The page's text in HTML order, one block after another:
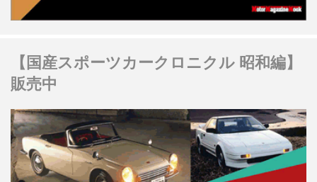
【国産スポーツカークロニクル 昭和編】
販売中